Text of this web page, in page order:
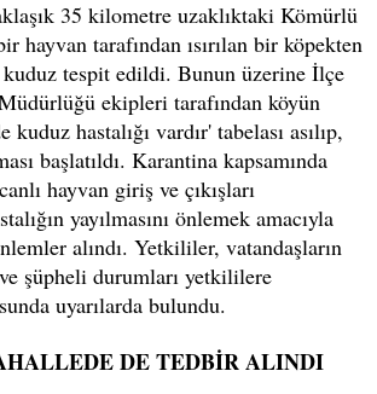
35 kilometre uzaklıktaki Kömürlü
hayvan tarafından ısırılan bir köpekten
kuduz tespit edildi. Bunun üzerine İlçe
ekipleri tarafından köyün
hastalığı vardır' tabelası asılıp,
başlatıldı. Karantina kapsamında
hayvan giriş ve çıkışları
yayılmasını önlemek amacıyla
alındı. Yetkililer, vatandaşların
şüpheli durumları yetkililere
uyarılarda bulundu.
DE TEDBİR ALINDI